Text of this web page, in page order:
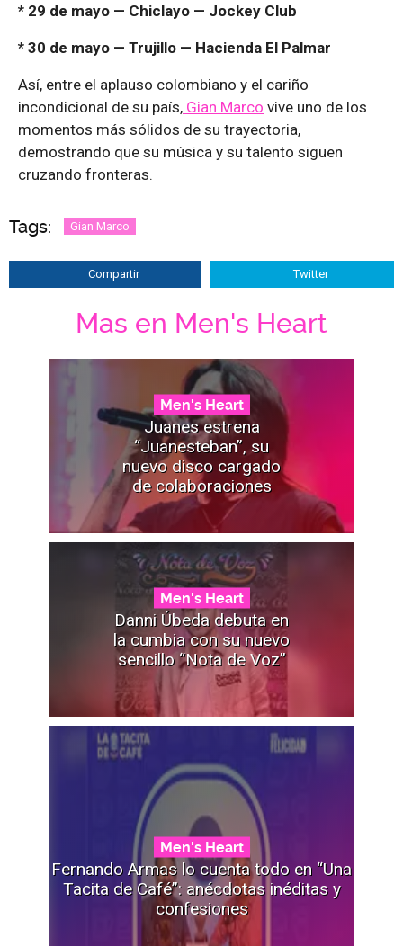
* 29 de mayo — Chiclayo — Jockey Club
* 30 de mayo — Trujillo — Hacienda El Palmar
Así, entre el aplauso colombiano y el cariño
incondicional de su país, Gian Marco vive uno de los
momentos más sólidos de su trayectoria,
demostrando que su música y su talento siguen
cruzando fronteras.
Tags: Gian Marco
Compartir Twitter
Mas en Men's Heart
Men's Heart
Juanes estrena
“Juanesteban”, su
nuevo disco cargado
de colaboraciones
Men's Heart
Danni Úbeda debuta en
la cumbia con su nuevo
sencillo “Nota de Voz”
Men's Heart
Fernando Armas lo cuenta todo en “Una
Tacita de Café”: anécdotas inéditas y
confesiones